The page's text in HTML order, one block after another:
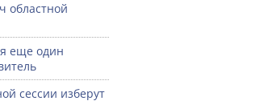
областной
еще один
сессии изберут